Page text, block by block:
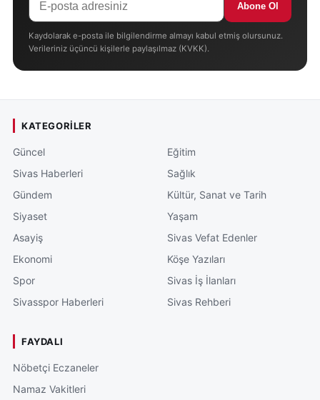
Abone Ol
Kaydolarak e-posta ile bilgilendirme almayı kabul etmiş olursunuz.
Verileriniz üçüncü kişilerle paylaşılmaz (KVKK).
KATEGORILER
Güncel
Sivas Haberleri
Gündem
Siyaset
Asayiş
Ekonomi
Spor
Sivasspor Haberleri
Eğitim
Sağlık
Kültür, Sanat ve Tarih
Yaşam
Sivas Vefat Edenler
Köşe Yazıları
Sivas İş İlanları
Sivas Rehberi
FAYDALI
Nöbetçi Eczaneler
Namaz Vakitleri